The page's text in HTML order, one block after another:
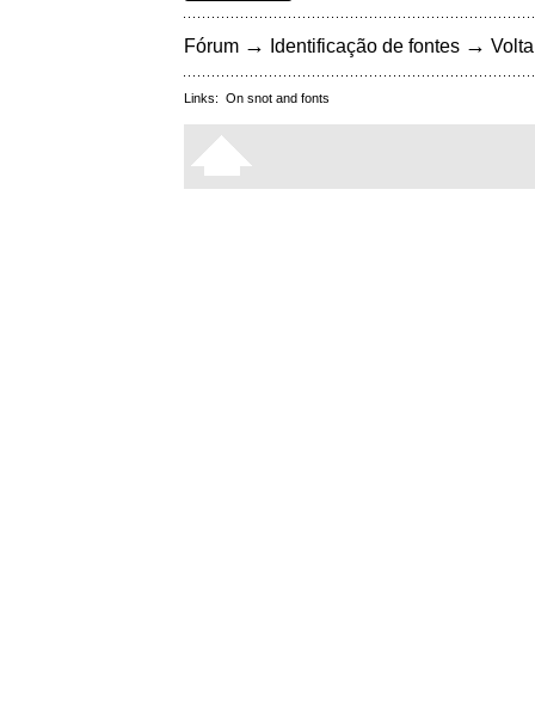
Fórum → Identificação de fontes →
Links: On snot and fonts